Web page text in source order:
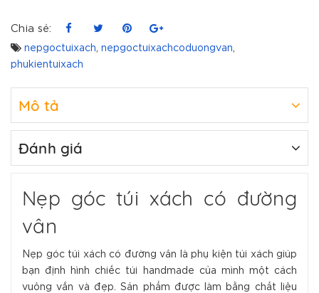
Chia sẻ:
nepgoctuixach nepgoctuixachcoduongvan
phukientuixach
Mô tả
Đánh giá
Nẹp góc túi xách có đường
vân
Nẹp góc túi xách có đường vân là phụ kiện túi xách giúp
bạn định hình chiếc túi handmade của mình một cách
vuông vắn và đẹp. Sản phẩm được làm bằng chất liệu